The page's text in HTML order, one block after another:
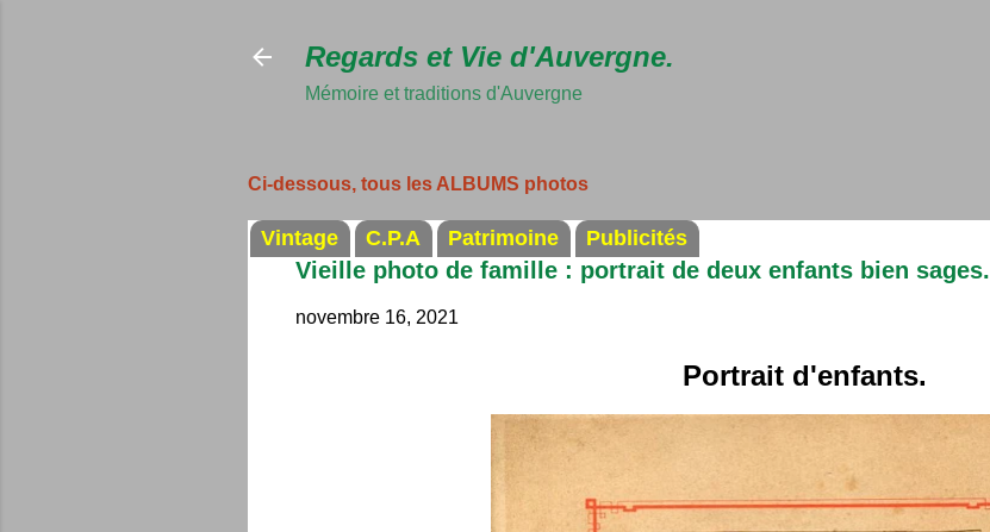
Regards et Vie d'Auvergne.
Mémoire et traditions d'Auvergne
Ci-dessous, tous les ALBUMS photos
Vintage C.P.A Patrimoine Publicités
Vieille photo de famille : portrait de deux enfants bien sages.
novembre 16, 2021
Portrait d'enfants.